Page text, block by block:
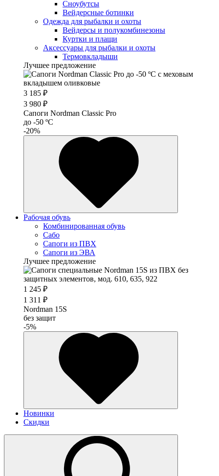
Сноубутсы
Вейдерсные ботинки
Одежда для рыбалки и охоты
Вейдерсы и полукомбинезоны
Куртки и плащи
Аксессуары для рыбалки и охоты
Термовкладыши
Лучшее предложение
3 185 ₽
3 980 ₽
Сапоги Nordman Classic Pro
до -50 ºС
-20%
Рабочая обувь
Комбинированная обувь
Сабо
Сапоги из ПВХ
Сапоги из ЭВА
Лучшее предложение
1 245 ₽
1 311 ₽
Nordman 15S
без защит
-5%
Новинки
Скидки